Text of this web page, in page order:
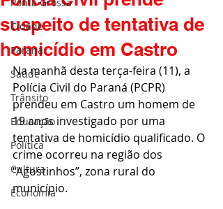
Cidade
Paraná
Saúde
Trânsito
Educação
Política
Cultura
Economia
suspeito de tentativa de
homicídio em Castro
Na manhã desta terça-feira (11), a
Polícia Civil do Paraná (PCPR)
prendeu em Castro um homem de
19 anos investigado por uma
tentativa de homicídio qualificado. O
crime ocorreu na região dos
“Agostinhos”, zona rural do
município.